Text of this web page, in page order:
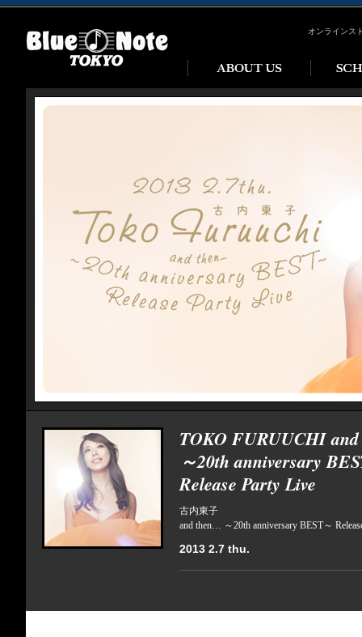
オンラインス
TOKO FURUUCHI
～20th anniversary
Release Party Live
古内東子
and then… ～20th anniversary BEST～
2013 2.7 thu.